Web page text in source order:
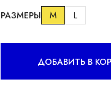
РАЗМЕРЫ M L
ДОБАВИТЬ В